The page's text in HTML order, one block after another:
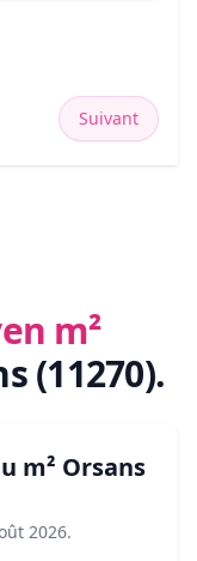
Suivant
m²
(11270).
m² Orsans
2026.